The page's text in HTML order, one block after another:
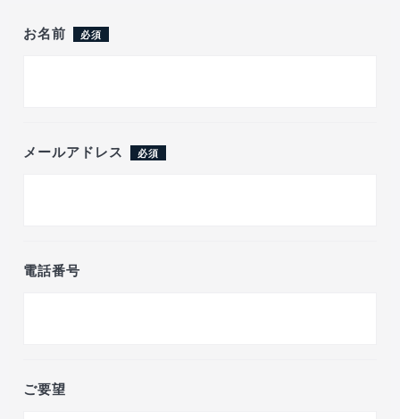
お名前 必須
メールアドレス 必須
電話番号
ご要望